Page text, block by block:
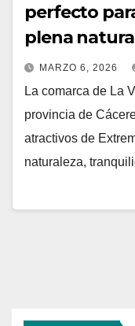
perfecto
plena
MARZO 6, 2026
La comarca de La
provincia de
atractivos de
naturaleza,